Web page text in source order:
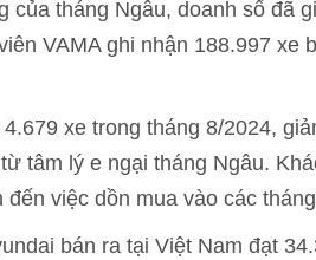
của tháng Ngâu, doanh số đã
VAMA ghi nhận 188.997 xe
xe trong tháng 8/2024,
tâm lý e ngại tháng Ngâu.
việc dồn mua vào các
bán ra tại Việt Nam đạt